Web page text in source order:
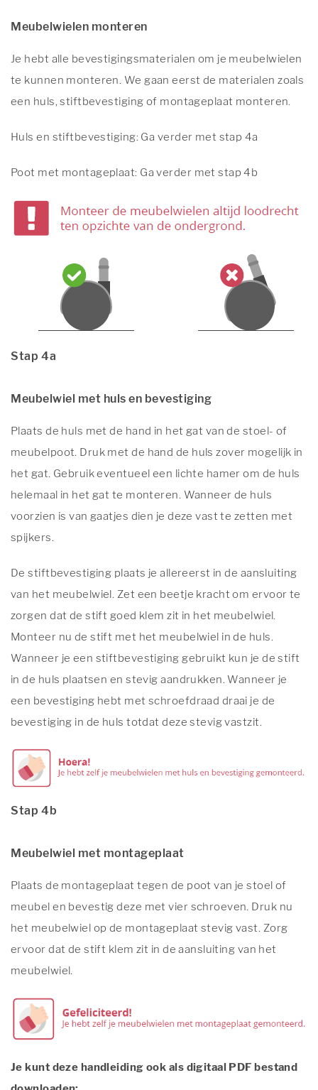
Meubelwielen monteren
Je hebt alle bevestigingsmaterialen om je meubelwielen
te kunnen monteren. We gaan eerst de materialen zoals
een huls, stiftbevestiging of montageplaat monteren.
Huls en stiftbevestiging: Ga verder met stap 4a
Poot met montageplaat: Ga verder met stap 4b
Stap 4a
Meubelwiel met huls en bevestiging
Plaats de huls met de hand in het gat van de stoel- of
meubelpoot. Druk met de hand de huls zover mogelijk in
het gat. Gebruik eventueel een lichte hamer om de huls
helemaal in het gat te monteren. Wanneer de huls
voorzien is van gaatjes dien je deze vast te zetten met
spijkers.
De stiftbevestiging plaats je allereerst in de aansluiting
van het meubelwiel. Zet een beetje kracht om ervoor te
zorgen dat de stift goed klem zit in het meubelwiel.
Monteer nu de stift met het meubelwiel in de huls.
Wanneer je een stiftbevestiging gebruikt kun je de stift
in de huls plaatsen en stevig aandrukken. Wanneer je
een bevestiging hebt met schroefdraad draai je de
bevestiging in de huls totdat deze stevig vastzit.
Stap 4b
Meubelwiel met montageplaat
Plaats de montageplaat tegen de poot van je stoel of
meubel en bevestig deze met vier schroeven. Druk nu
het meubelwiel op de montageplaat stevig vast. Zorg
ervoor dat de stift klem zit in de aansluiting van het
meubelwiel.
Je kunt deze handleiding ook als digitaal PDF bestand